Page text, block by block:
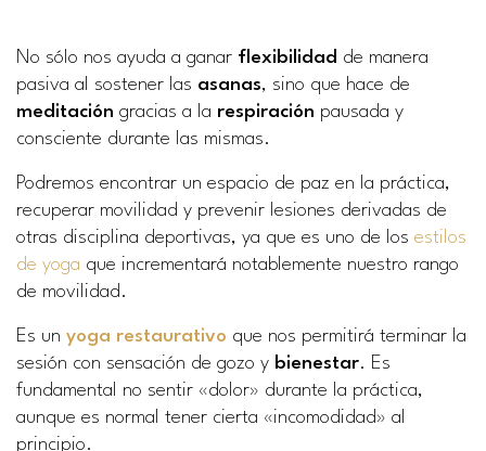
No sólo nos ayuda a ganar flexibilidad de manera
pasiva al sostener las asanas, sino que hace de
meditación gracias a la respiración pausada y
consciente durante las mismas.
Podremos encontrar un espacio de paz en la práctica,
recuperar movilidad y prevenir lesiones derivadas de
otras disciplina deportivas, ya que es uno de los estilos
de yoga que incrementará notablemente nuestro rango
de movilidad.
Es un yoga restaurativo que nos permitirá terminar la
sesión con sensación de gozo y bienestar. Es
fundamental no sentir «dolor» durante la práctica,
aunque es normal tener cierta «incomodidad» al
principio.